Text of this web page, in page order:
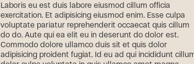
Laboris eu est duis labore eiusmod cillum officia
exercitation. Et adipisicing eiusmod enim. Esse culpa
voluptate pariatur reprehenderit occaecat quis cillum
do do. Aute qui ea elit eu in deserunt do dolor est.
Commodo dolore ullamco duis sit et quis dolor
adipisicing proident fugiat. Id eu ad qui incididunt